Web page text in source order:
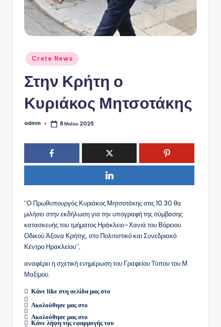
P
o
Αναρτήθηκε
σε
Crete News
Στην Κρήτη ο
Κυριάκος Μητσοτάκης
Συγγραφέας:
admin 8 Μαΐου 2025
“Ο Πρωθυπουργός Κυριάκος Μητσοτάκης στις 10.30 θα
μιλήσει στην εκδήλωση για την υπογραφή της σύμβασης
κατασκευής του τμήματος Ηράκλειο-Χανιά του Βόρειου
Οδικού Άξονα Κρήτης, στο Πολιτιστικό και Συνεδριακό
Κέντρο Ηρακλείου”,
αναφέρει η σχετική ενημέρωση του Γραφείου Τύπου του Μ.
Μαξίμου.
Κάνε like στη σελίδα μας στο
Ακολούθησε μας στο
Ακολούθησε μας στο
Κάνε λήψη της εφαρμογής του